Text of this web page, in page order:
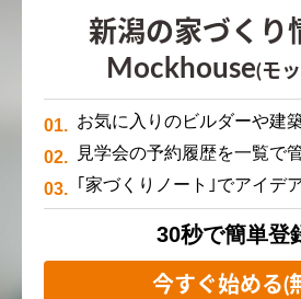
新潟の家づくり
Mockhouse(モ
お気に入りのビルダーや建
見学会の予約履歴を一覧で
｢家づくりノート｣でアイデ
30秒で簡単登
今すぐ始める(